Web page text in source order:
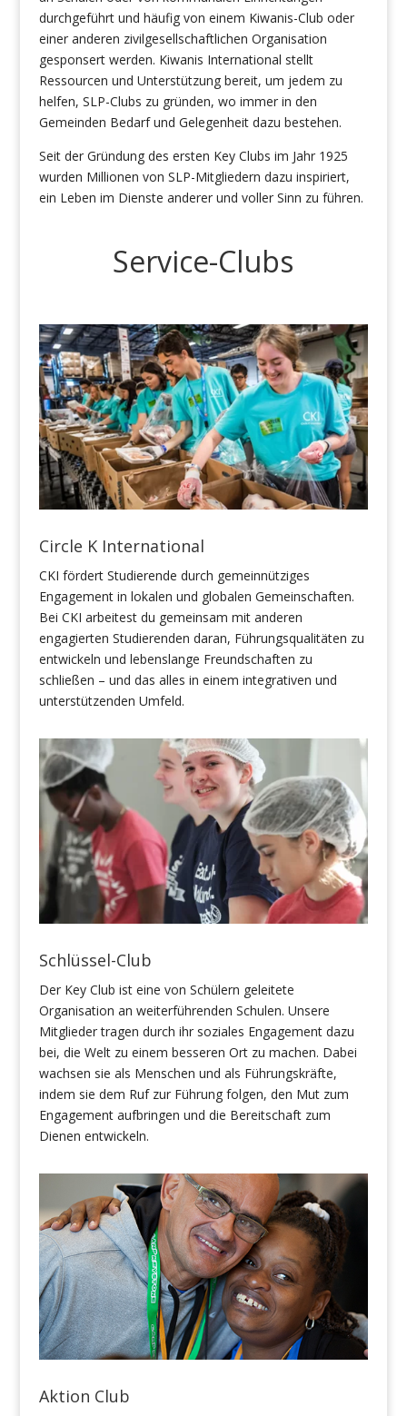
durchgeführt und häufig von einem Kiwanis-Club oder
einer anderen zivilgesellschaftlichen Organisation
gesponsert werden. Kiwanis International stellt
Ressourcen und Unterstützung bereit, um jedem zu
helfen, SLP-Clubs zu gründen, wo immer in den
Gemeinden Bedarf und Gelegenheit dazu bestehen.
Seit der Gründung des ersten Key Clubs im Jahr 1925
wurden Millionen von SLP-Mitgliedern dazu inspiriert,
ein Leben im Dienste anderer und voller Sinn zu führen.
Service-Clubs
Circle K International
CKI fördert Studierende durch gemeinnütziges
Engagement in lokalen und globalen Gemeinschaften.
Bei CKI arbeitest du gemeinsam mit anderen
engagierten Studierenden daran, Führungsqualitäten zu
entwickeln und lebenslange Freundschaften zu
schließen – und das alles in einem integrativen und
unterstützenden Umfeld.
Schlüssel-Club
Der Key Club ist eine von Schülern geleitete
Organisation an weiterführenden Schulen. Unsere
Mitglieder tragen durch ihr soziales Engagement dazu
bei, die Welt zu einem besseren Ort zu machen. Dabei
wachsen sie als Menschen und als Führungskräfte,
indem sie dem Ruf zur Führung folgen, den Mut zum
Engagement aufbringen und die Bereitschaft zum
Dienen entwickeln.
Aktion Club